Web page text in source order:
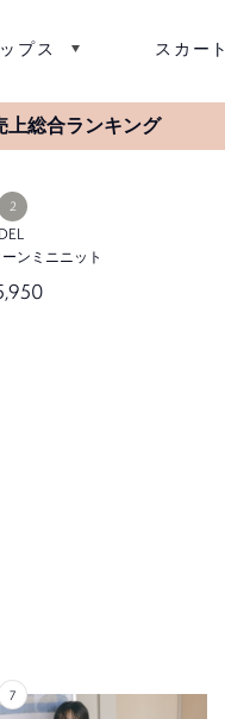
プス スカート
上総合ランキング
ンミニニット